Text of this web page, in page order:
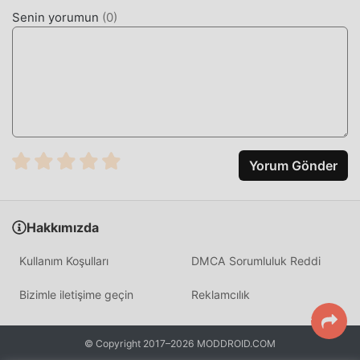
Senin yorumun (0)
Yorum Gönder
Hakkımızda
Kullanım Koşulları DMCA Sorumluluk Reddi
Bizimle iletişime geçin Reklamcılık
© Copyright 2017–2026 MODDROID.COM